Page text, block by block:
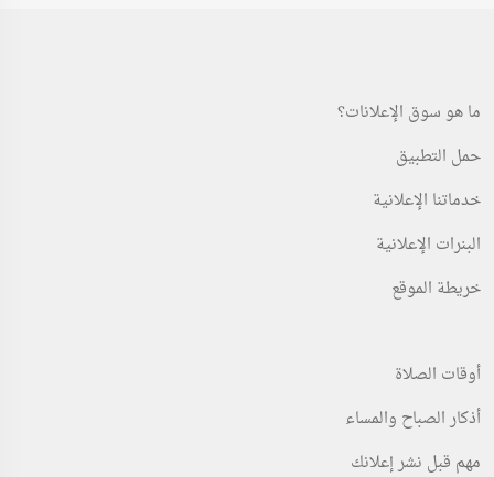
ما هو سوق الإعلانات؟
حمل التطبيق
خدماتنا الإعلانية
البنرات الإعلانية
خريطة الموقع
أوقات الصلاة
أذكار الصباح والمساء
مهم قبل نشر إعلانك